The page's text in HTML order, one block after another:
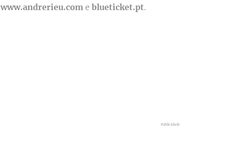
www.andrerieu.com e blueticket.pt.
Publicidade